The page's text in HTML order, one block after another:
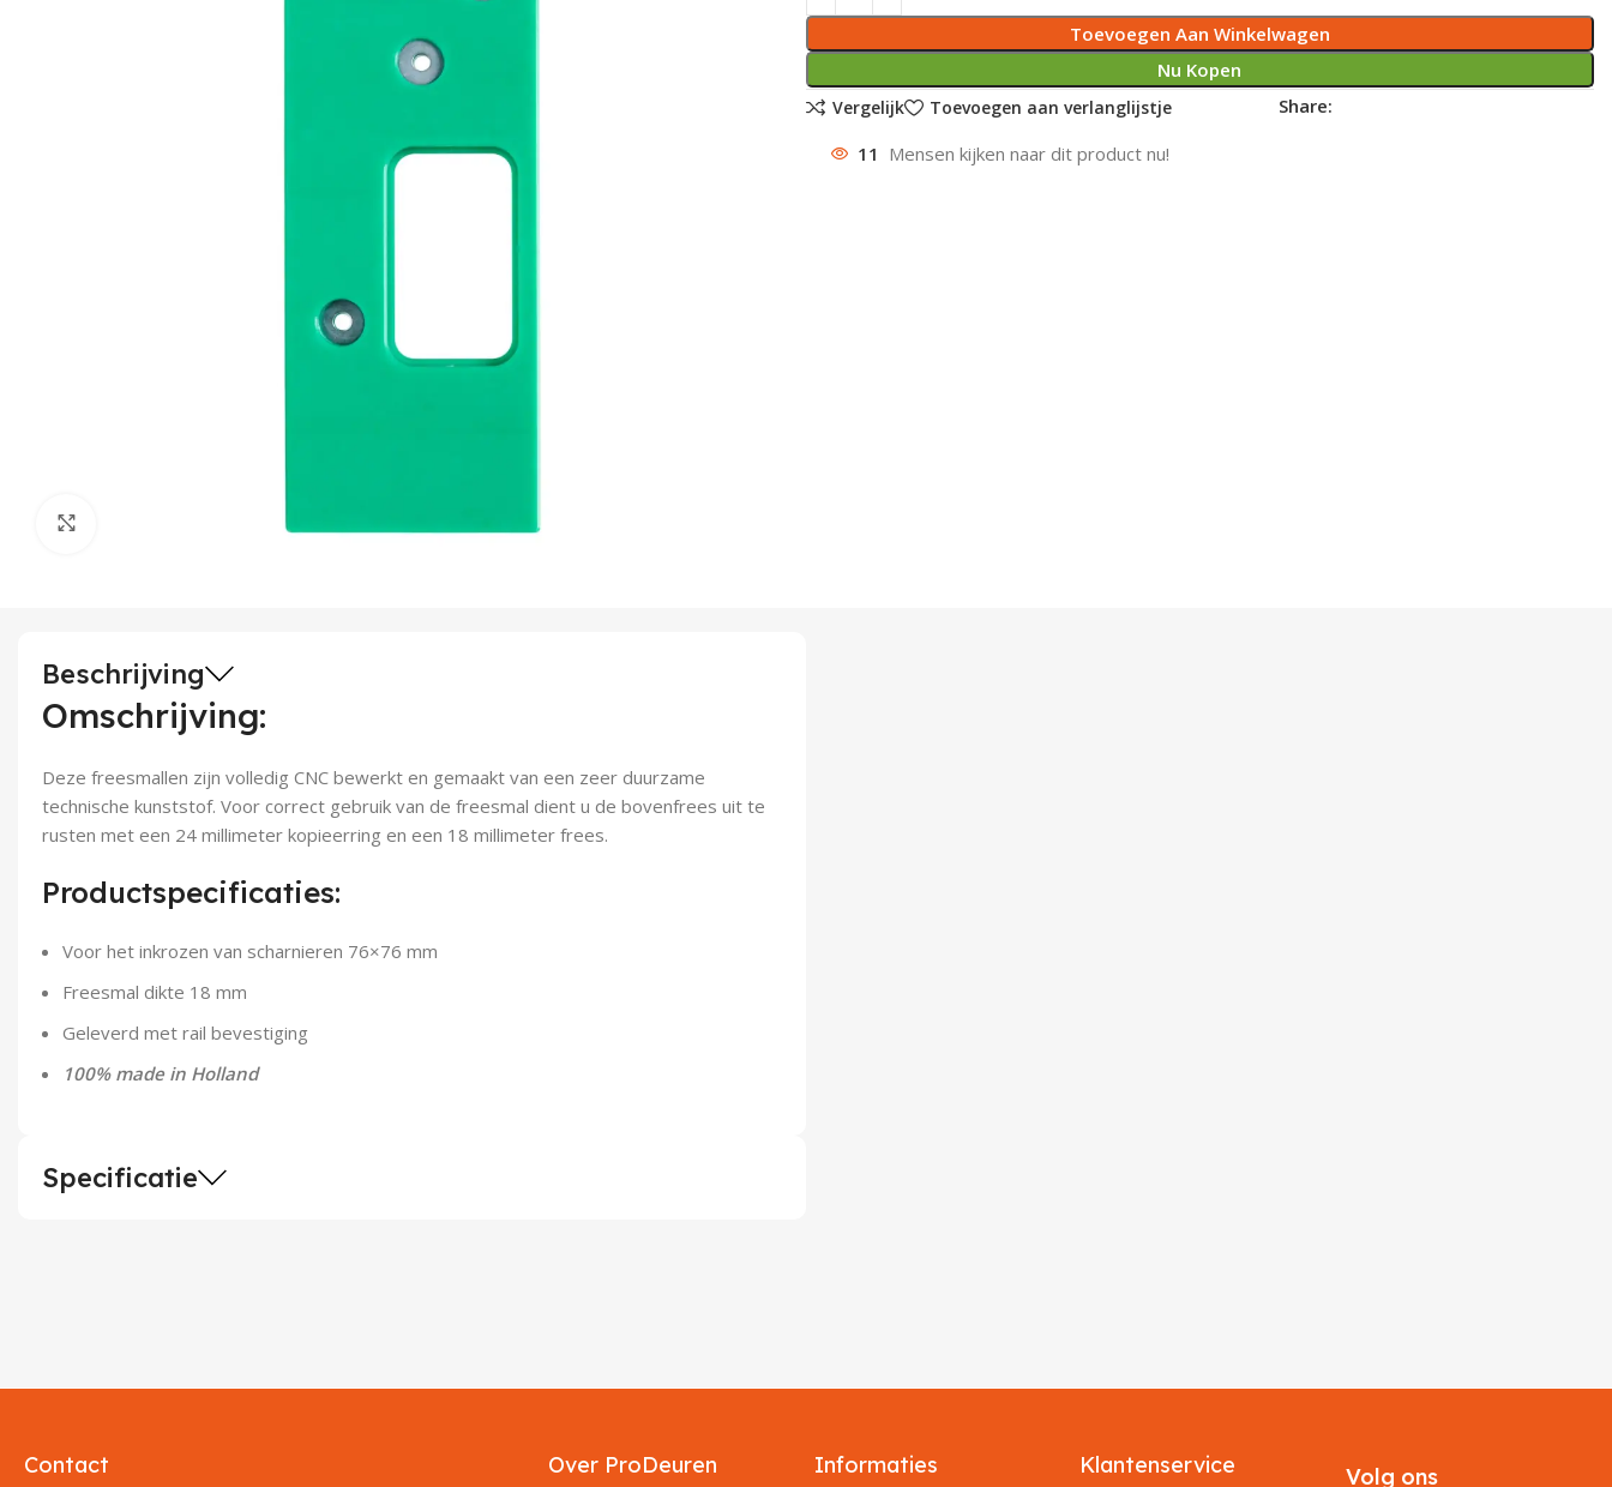
Toevoegen Aan Winkelwagen
Nu Kopen
Vergelijk Toevoegen aan verlanglijstje Share:
11 Mensen kijken naar dit product nu!
Beschrijving
Omschrijving:
Deze freesmallen zijn volledig CNC bewerkt en gemaakt van een zeer duurzame
technische kunststof. Voor correct gebruik van de freesmal dient u de bovenfrees uit te
rusten met een 24 millimeter kopieerring en een 18 millimeter frees.
Productspecificaties:
Voor het inkrozen van scharnieren 76×76 mm
Freesmal dikte 18 mm
Geleverd met rail bevestiging
100% made in Holland
Specificatie
Contact Over ProDeuren Informaties Klantenservice Volg ons